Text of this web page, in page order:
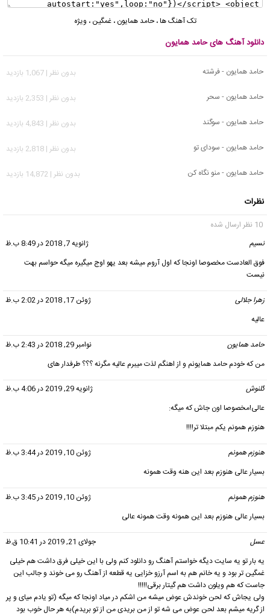
تک آهنگ ها،حامد همایون ،غمگین ، ویژه
دانلود آهنگ های حامد همایون
حامد همایون - فرشته
بدون نظر | 1,067 بازدید
حامد همایون - سحر
بدون نظر | 2,353 بازدید
حامد همایون - سوگند
بدون نظر | 4,843 بازدید
حامد همایون - سودای تو
بدون نظر | 2,818 بازدید
حامد همایون - منو نگاه کن
بدون نظر | 14,872 بازدید
نظرات
10 نظر ارسال شده
نسیم
ژانویه 7, 2018 در 8:49 ب.ظ
فوق العادست مخصوصا اونجا که اول آروم میشه بعد یهو اوج میگیره میگه حواسم بهت
نیست
زهرا جلالی
ژوئن 17, 2018 در 2:02 ب.ظ
عالیه
حامد همایون
نوامبر 29, 2018 در 2:43 ب.ظ
من که خودم حامد همایونم و از اهنگم لذت میبرم عالیه مگرنه ؟؟؟ طرفدار های
گلنوش
ژانویه 29, 2019 در 4:06 ب.ظ
عالی!مخصوصا اون جاش که میگه:
هنوزم همونم یکم مبتلا تر!!!!
هنوزم همونم
ژوئن 10, 2019 در 3:44 ب.ظ
بسیار عالی هنوزم بعد این هنه وقت همونه
هنوزم همونم
ژوئن 10, 2019 در 3:45 ب.ظ
بسیار عالی هنوزم بعد این همونه وقت همونه عالی
عسل
جولای 21, 2019 در 10:41 ق.ظ
یه بار تو یه سایت دیگه خواستم آهنگ رو دانلود کنم ولی با این خیلی فرق داشت هم خیلی
غمگین تر بود و یه خانم هم به اسم آرزو خزایی یه قطعه از آهنگ رو می خوند و جالب این
جاست که هم ویلون داشت هم گیتار برقی!!!!!
ولی یجاش که لحن خوندش عوض میشه من اشکم در میاد اونجا که میگه (تو یادم میای و پر
از گریه میشم بعد لحن عوض می شه تو از من بریدی من از تو بریدم)به هر حال خوب بود